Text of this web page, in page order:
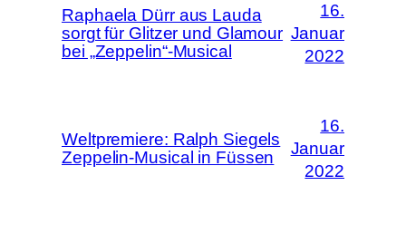
Raphaela Dürr aus Lauda
sorgt für Glitzer und Glamour
bei „Zeppelin“-Musical
16.
Januar
2022
Weltpremiere: Ralph Siegels
Zeppelin-Musical in Füssen
16.
Januar
2022